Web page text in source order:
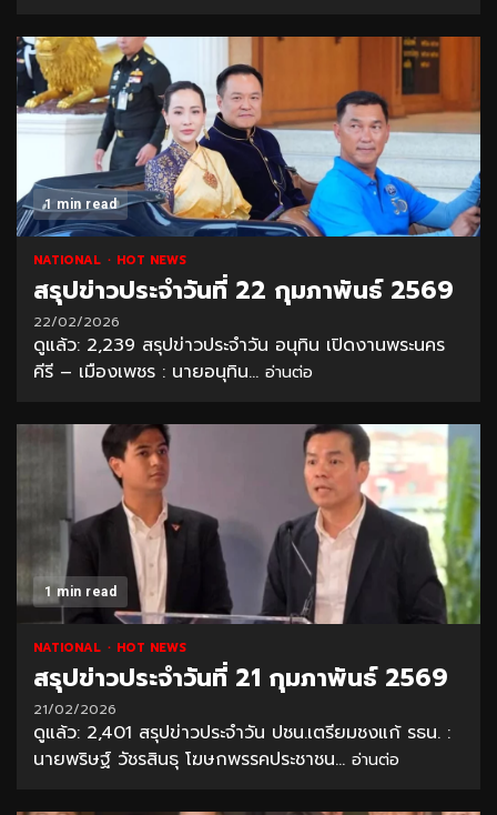
1 min read
NATIONAL HOT NEWS
สรุปข่าวประจำวันที่ 22 กุมภาพันธ์ 2569
22/02/2026
ดูแล้ว: 2,239 สรุปข่าวประจำวัน อนุทิน เปิดงานพระนคร
คีรี – เมืองเพชร : นายอนุทิน... อ่านต่อ
1 min read
NATIONAL HOT NEWS
สรุปข่าวประจำวันที่ 21 กุมภาพันธ์ 2569
21/02/2026
ดูแล้ว: 2,401 สรุปข่าวประจำวัน ปชน.เตรียมชงแก้ รธน. :
นายพริษฐ์ วัชรสินธุ โฆษกพรรคประชาชน... อ่านต่อ